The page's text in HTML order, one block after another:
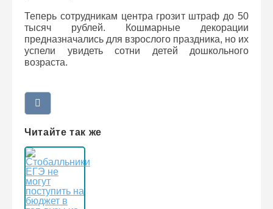
Теперь сотрудникам центра грозит штраф до 50
тысяч рублей. Кошмарные декорации
предназначались для взрослого праздника, но их
успели увидеть сотни детей дошкольного
возраста.
Читайте так же